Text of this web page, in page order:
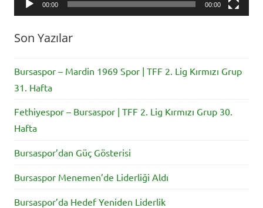
tff
1.lig,
2.
lig
nayır
00:00 00:00
Son Yazılar
Bursaspor – Mardin 1969 Spor | TFF 2. Lig Kırmızı Grup
31. Hafta
Fethiyespor – Bursaspor | TFF 2. Lig Kırmızı Grup 30.
Hafta
Bursaspor’dan Güç Gösterisi
Bursaspor Menemen’de Liderliği Aldı
Bursaspor’da Hedef Yeniden Liderlik